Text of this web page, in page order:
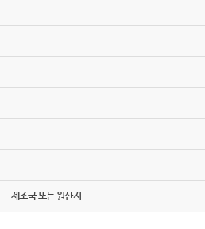
제조국 또는 원산지